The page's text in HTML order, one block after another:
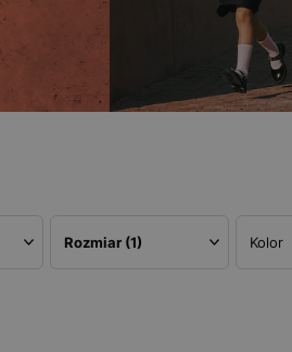
Rozmiar (1) Kolor